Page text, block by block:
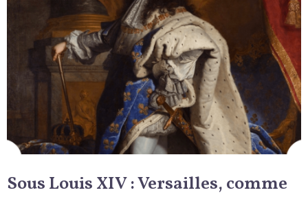
Sous Louis XIV : Versailles, comme